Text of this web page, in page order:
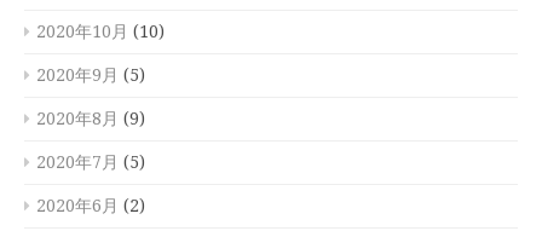
2020年10月 (10)
2020年9月 (5)
2020年8月 (9)
2020年7月 (5)
2020年6月 (2)